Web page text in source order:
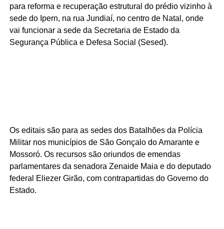
para reforma e recuperação estrutural do prédio vizinho à
sede do Ipern, na rua Jundiaí, no centro de Natal, onde
vai funcionar a sede da Secretaria de Estado da
Segurança Pública e Defesa Social (Sesed).
Os editais são para as sedes dos Batalhões da Polícia
Militar nos municípios de São Gonçalo do Amarante e
Mossoró. Os recursos são oriundos de emendas
parlamentares da senadora Zenaide Maia e do deputado
federal Eliezer Girão, com contrapartidas do Governo do
Estado.